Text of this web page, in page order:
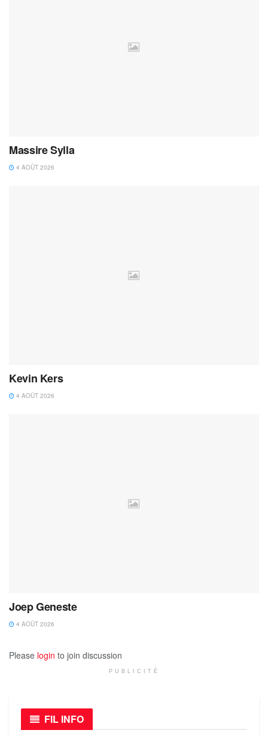
Massire Sylla
4 AOÛT 2026
Kevin Kers
4 AOÛT 2026
Joep Geneste
4 AOÛT 2026
Please login to join discussion
PUBLICITÉ
FIL INFO